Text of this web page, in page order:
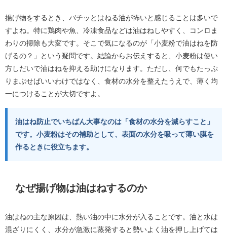
揚げ物をするとき、バチッとはねる油が怖いと感じることは多いで
すよね。特に鶏肉や魚、冷凍食品などは油はねしやすく、コンロま
わりの掃除も大変です。そこで気になるのが「小麦粉で油はねを防
げるの？」という疑問です。結論からお伝えすると、小麦粉は使い
方しだいで油はねを抑える助けになります。ただし、何でもたっぷ
りまぶせばいいわけではなく、食材の水分を整えたうえで、薄く均
一につけることが大切ですよ。
油はね防止でいちばん大事なのは「食材の水分を減らすこと」
です。小麦粉はその補助として、表面の水分を吸って薄い膜を
作るときに役立ちます。
なぜ揚げ物は油はねするのか
油はねの主な原因は、熱い油の中に水分が入ることです。油と水は
混ざりにくく、水分が急激に蒸発すると勢いよく油を押し上げては